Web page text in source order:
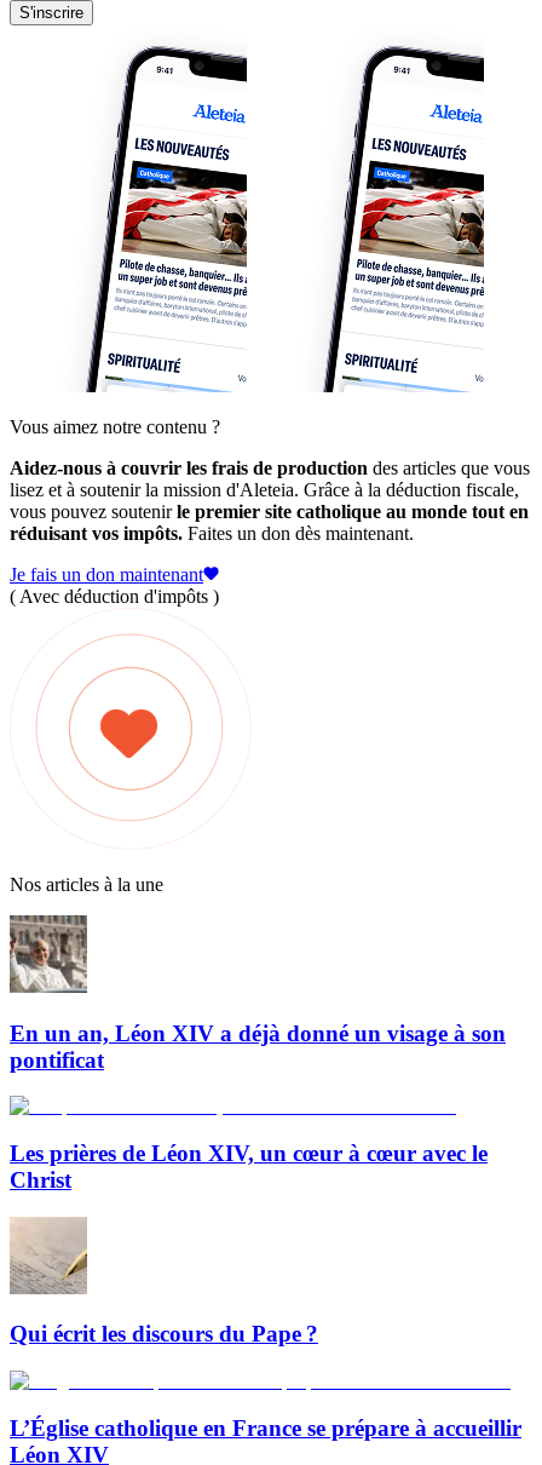
S'inscrire
Vous aimez notre contenu ?
Aidez-nous à couvrir les frais de production des articles que vous
lisez et à soutenir la mission d'Aleteia. Grâce à la déduction fiscale,
vous pouvez soutenirle premier site catholique au monde tout en
réduisant vos impôts. Faites un don dès maintenant.
Je fais un don maintenant
( Avec déduction d'impôts )
Nos articles à la une
En un an, Léon XIV a déjà donné un visage à son
pontificat
Les prières de Léon XIV, un cœur à cœur avec le
Christ
Qui écrit les discours du Pape ?
L’Église catholique en France se prépare à accueillir
Léon XIV